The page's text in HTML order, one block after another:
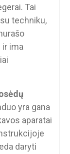
Tai
techniku,
ir ima
yra gana
aparatai
daryti